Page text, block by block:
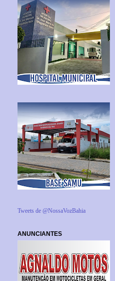
Tweets de @NossaVozBahia
ANUNCIANTES